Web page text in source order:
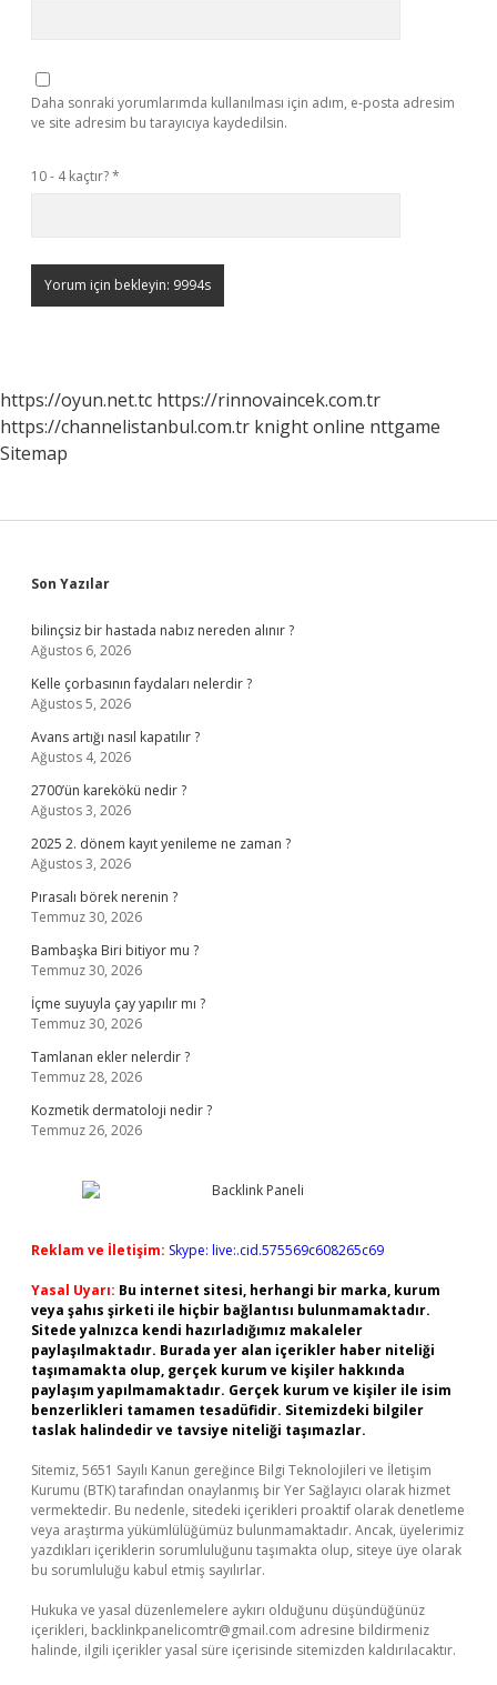
Daha sonraki yorumlarımda kullanılması için adım, e-posta adresim
ve site adresim bu tarayıcıya kaydedilsin.
10 - 4 kaçtır?*
https://oyun.net.tc https://rinnovaincek.com.tr
https://channelistanbul.com.tr knight online nttgame
Sitemap
Sidebar
Son Yazılar
bilinçsiz bir hastada nabız nereden alınır ?
Ağustos 6, 2026
Kelle çorbasının faydaları nelerdir ?
Ağustos 5, 2026
Avans artığı nasıl kapatılır ?
Ağustos 4, 2026
2700’ün karekökü nedir ?
Ağustos 3, 2026
2025 2. dönem kayıt yenileme ne zaman ?
Ağustos 3, 2026
Pırasalı börek nerenin ?
Temmuz 30, 2026
Bambaşka Biri bitiyor mu ?
Temmuz 30, 2026
İçme suyuyla çay yapılır mı ?
Temmuz 30, 2026
Tamlanan ekler nelerdir ?
Temmuz 28, 2026
Kozmetik dermatoloji nedir ?
Temmuz 26, 2026
Reklam ve İletişim: Skype: live:.cid.575569c608265c69
Yasal Uyarı: Bu internet sitesi, herhangi bir marka, kurum
veya şahıs şirketi ile hiçbir bağlantısı bulunmamaktadır.
Sitede yalnızca kendi hazırladığımız makaleler
paylaşılmaktadır. Burada yer alan içerikler haber niteliği
taşımamakta olup, gerçek kurum ve kişiler hakkında
paylaşım yapılmamaktadır. Gerçek kurum ve kişiler ile isim
benzerlikleri tamamen tesadüfidir. Sitemizdeki bilgiler
taslak halindedir ve tavsiye niteliği taşımazlar.
Sitemiz, 5651 Sayılı Kanun gereğince Bilgi Teknolojileri ve İletişim
Kurumu (BTK) tarafından onaylanmış bir Yer Sağlayıcı olarak hizmet
vermektedir. Bu nedenle, sitedeki içerikleri proaktif olarak denetleme
veya araştırma yükümlülüğümüz bulunmamaktadır. Ancak, üyelerimiz
yazdıkları içeriklerin sorumluluğunu taşımakta olup, siteye üye olarak
bu sorumluluğu kabul etmiş sayılırlar.
Hukuka ve yasal düzenlemelere aykırı olduğunu düşündüğünüz
içerikleri, backlinkpanelicomtr@gmail.com adresine bildirmeniz
halinde, ilgili içerikler yasal süre içerisinde sitemizden kaldırılacaktır.